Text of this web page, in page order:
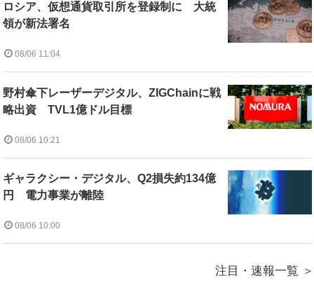
ロシア、仮想通貨取引所を登録制に 大統
領が新法署名
08/06 11:04
野村傘下レーザーデジタル、ZIGChainに戦
略出資 TVL1億ドル目標
08/06 10:21
ギャラクシー・デジタル、Q2損失約134億
円 電力事業が離陸
08/06 10:00
注目・速報一覧